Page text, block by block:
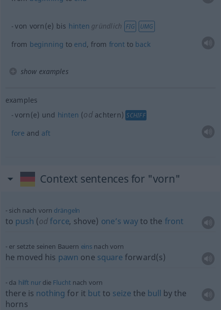
von vorn(e) bis hinten gründlich FIG UMG
from beginning to end, from frontto back
show examples
examples
vorn(e) und hinten (odachtern) SCHIFF
fore and aft
Context sentences for "vorn"
sich nach vorn drängeln
to push (odforce, shove) one’s wayto the front
er setzte seinen Bauern eins nach vorn
he moved his pawn one square forward(s)
da hilft nurdie Flucht nach vorn
there is nothing for it but to seize the bull by the
horns